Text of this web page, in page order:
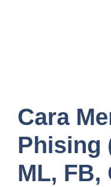
Cara
Phising
ML, FB,